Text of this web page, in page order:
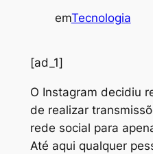
emTecnologia
[ad_1]
O Instagram decidiu
de realizar
rede social para
Até aqui qualquer